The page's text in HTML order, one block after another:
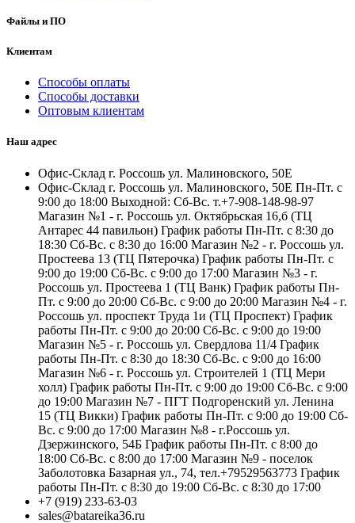
Файлы и ПО
Клиентам
Способы оплаты
Способы доставки
Оптовым клиентам
Наш адрес
Офис-Склад г. Россошь ул. Малиновского, 50Е
Офис-Склад г. Россошь ул. Малиновского, 50Е Пн-Пт. с
9:00 до 18:00 Выходной: Сб-Вс. т.+7-908-148-98-97
Магазин №1 - г. Россошь ул. Октябрьская 16,б (ТЦ
Антарес 44 павильон) График работы Пн-Пт. с 8:30 до
18:30 Сб-Вс. с 8:30 до 16:00 Магазин №2 - г. Россошь ул.
Простеева 13 (ТЦ Пятерочка) График работы Пн-Пт. с
9:00 до 19:00 Сб-Вс. с 9:00 до 17:00 Магазин №3 - г.
Россошь ул. Простеева 1 (ТЦ Ванк) График работы Пн-
Пт. с 9:00 до 20:00 Сб-Вс. с 9:00 до 20:00 Магазин №4 - г.
Россошь ул. проспект Труда 1и (ТЦ Проспект) График
работы Пн-Пт. с 9:00 до 20:00 Сб-Вс. с 9:00 до 19:00
Магазин №5 - г. Россошь ул. Свердлова 11/4 График
работы Пн-Пт. с 8:30 до 18:30 Сб-Вс. с 9:00 до 16:00
Магазин №6 - г. Россошь ул. Строителей 1 (ТЦ Мери
холл) График работы Пн-Пт. с 9:00 до 19:00 Сб-Вс. с 9:00
до 19:00 Магазин №7 - ПГТ Подгоренский ул. Ленина
15 (ТЦ Викки) График работы Пн-Пт. с 9:00 до 19:00 Сб-
Вс. с 9:00 до 17:00 Магазин №8 - г.Россошь ул.
Дзержинского, 54Б График работы Пн-Пт. с 8:00 до
18:00 Сб-Вс. с 8:00 до 17:00 Магазин №9 - поселок
Заболотовка Базарная ул., 74, тел.+79529563773 График
работы Пн-Пт. с 8:30 до 19:00 Сб-Вс. с 8:30 до 17:00
+7 (919) 233-63-03
sales@batareika36.ru